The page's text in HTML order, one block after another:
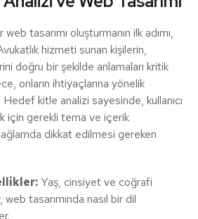
tasarımı oluşturmanın ilk adımı,
hizmeti sunan kişilerin,
doğru bir şekilde anlamaları kritik
onların ihtiyaçlarına yönelik
kitle analizi sayesinde, kullanıcı
için gerekli tema ve içerik
dikkat edilmesi gereken
Yaş, cinsiyet ve coğrafi
tasarımında nasıl bir dil